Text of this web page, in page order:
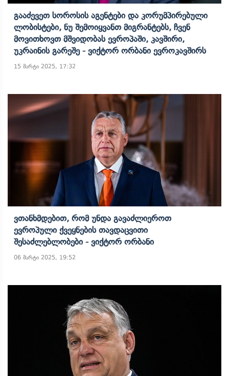
Გააძევეთ Სოროსის Აგენტები Და Კორუმპირებული
Ლობისტები, Ნუ Შემოიყვანთ Მიგრანტებს, Ჩვენ
Მოვითხოვთ Მშვიდობას Ევროპაში, Კავშირი,
Უკრაინის Გარეშე - Ვიქტორ Ორბანი Ევროკავშირს
15 მარტი 2025, 17:32
Ვთანხმდებით, Რომ Უნდა Გავაძლიეროთ
Ევროპული Ქვეყნების Თავდაცვითი
Შესაძლებლობები - Ვიქტორ Ორბანი
06 მარტი 2025, 19:52